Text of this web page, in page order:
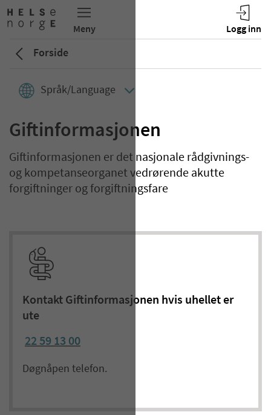
Forside
Språk/Language
Giftinformasjonen
Giftinformasjonen er det nasjonale rådgivnings-
og kompetanseorganet vedrørende akutte
forgiftninger og forgiftningsfare
Kontakt Giftinformasjonen hvis uhellet er
ute
22 59 13 00
Døgnåpen telefon.